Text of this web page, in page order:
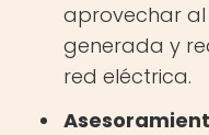
aprovechar
generada y
red eléctrica.